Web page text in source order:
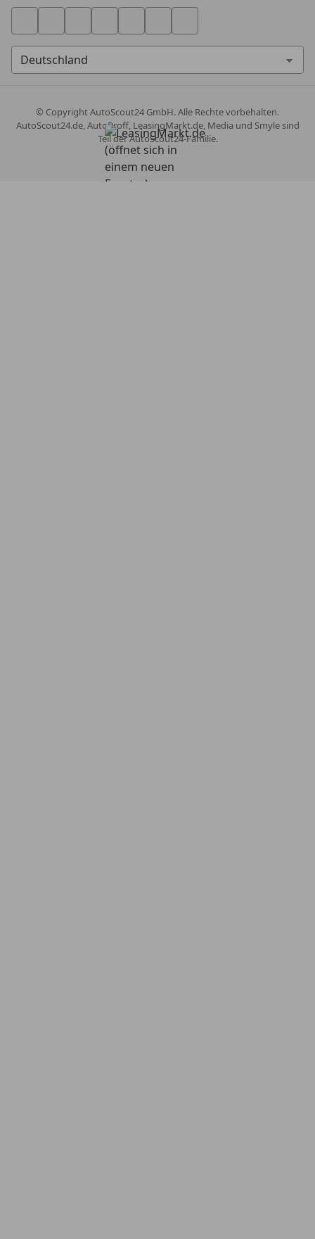
© CopyrightAutoScout24 GmbH. Alle Rechte vorbehalten.
AutoScout24.de, AutoProff, LeasingMarkt.de, Media und Smyle sind
Teil der AutoScout24-Familie.